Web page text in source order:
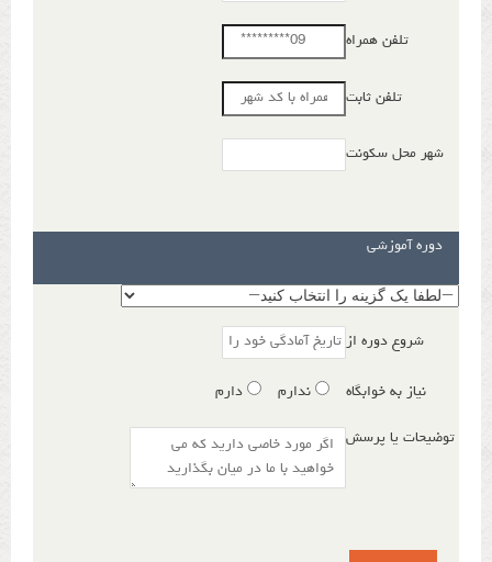
تلفن همراه
تلفن ثابت
شهر محل سکونت
دوره آموزشی
شروع دوره از
نیاز به خوابگاه ندارم دارم
توضیحات یا پرسش